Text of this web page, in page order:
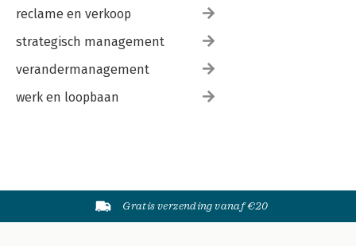
reclame en verkoop
strategisch management
verandermanagement
werk en loopbaan
Gratis verzending vanaf €20